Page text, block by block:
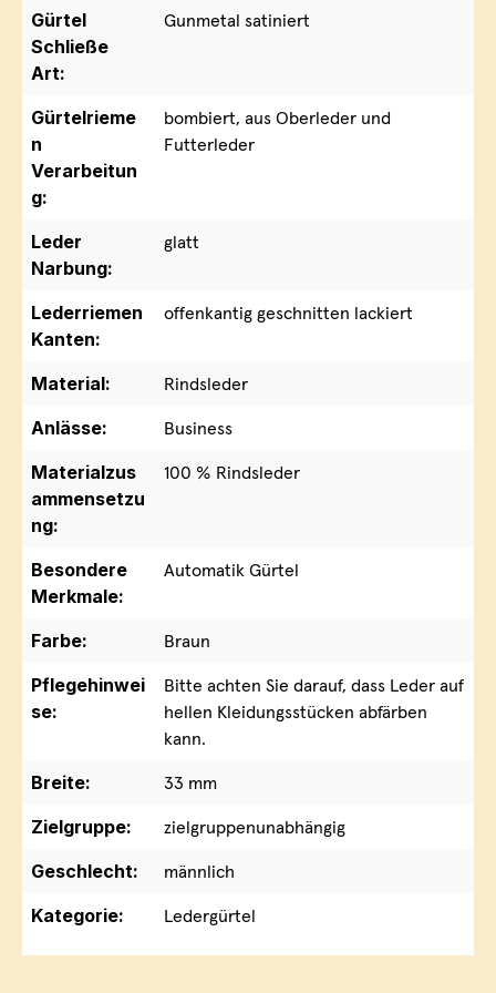
Gürtel
Schließe
Art:
Gunmetal satiniert
Gürtelrieme
n
Verarbeitun
g:
bombiert, aus Oberleder und
Futterleder
Leder
Narbung:
glatt
Lederriemen
Kanten:
offenkantig geschnitten lackiert
Material:
Rindsleder
Anlässe:
Business
Materialzus
ammensetzu
ng:
100 % Rindsleder
Besondere
Merkmale:
Automatik Gürtel
Farbe:
Braun
Pflegehinwei
se:
Bitte achten Sie darauf, dass Leder auf
hellen Kleidungsstücken abfärben
kann.
Breite:
33 mm
Zielgruppe:
zielgruppenunabhängig
Geschlecht:
männlich
Kategorie:
Ledergürtel